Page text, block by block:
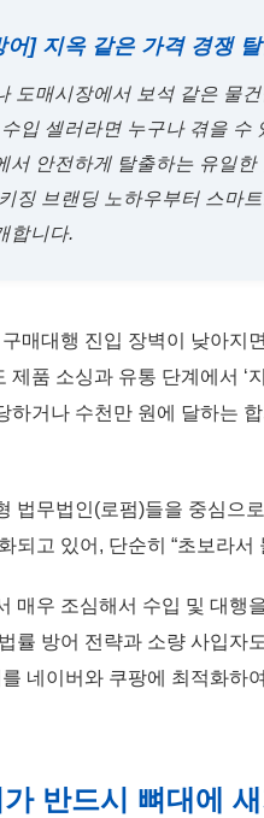
어] 지옥 같은 가격 경쟁
도매시장에서 보석 같은 물
수입 셀러라면 누구나 겪을
서 안전하게 탈출하는 유일한
징 브랜딩 노하우부터 스마
합니다.
매대행 진입 장벽이 낮아지
제품 소싱과 유통 단계에서 ‘
하거나 수천만 원에 달하는
법무법인(로펌)들을 중심으
되고 있어, 단순히 “초보라
매우 조심해서 수입 및 대행
률 방어 전략과 소량 사입자
네이버와 쿠팡에 최적화하
반드시 뼈대에